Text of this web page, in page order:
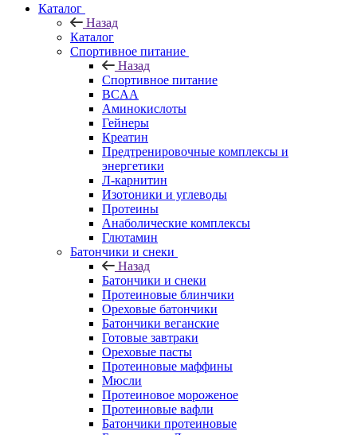
Каталог
Назад
Каталог
Спортивное питание
Назад
Спортивное питание
BCAA
Аминокислоты
Гейнеры
Креатин
Предтренировочные комплексы и
энергетики
Л-карнитин
Изотоники и углеводы
Протеины
Анаболические комплексы
Глютамин
Батончики и снеки
Назад
Батончики и снеки
Протеиновые блинчики
Ореховые батончики
Батончики веганские
Готовые завтраки
Ореховые пасты
Протеиновые маффины
Мюсли
Протеиновое мороженое
Протеиновые вафли
Батончики протеиновые